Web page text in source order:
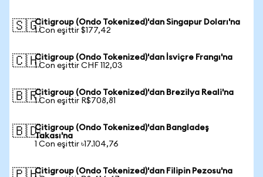
🇸🇬Citigroup (Ondo Tokenized)'dan Singapur Doları'na
1 Con eşittir $177,42
🇨🇭Citigroup (Ondo Tokenized)'dan İsviçre Frangı'na
1 Con eşittir CHF 112,03
🇧🇷Citigroup (Ondo Tokenized)'dan Brezilya Reali'na
1 Con eşittir R$708,81
🇧🇩Citigroup (Ondo Tokenized)'dan Bangladeş
Takası'na
1 Con eşittir ৳17.104,76
Citigroup (Ondo Tokenized)'dan Filipin Pezosu'na